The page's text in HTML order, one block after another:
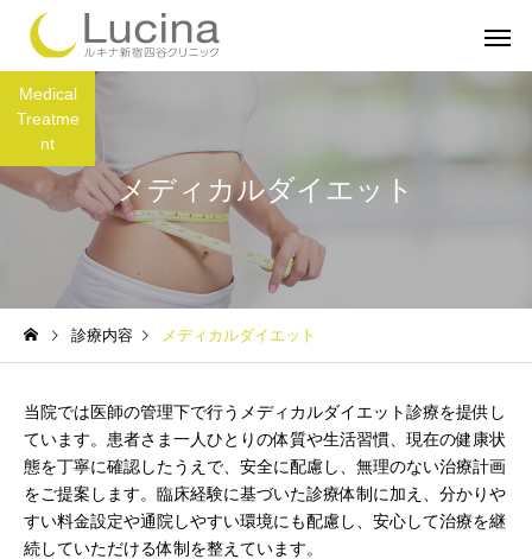
ミラドライ
ルメッカ インモー
メディカルダイエット
Medical
Treatme
nt
診療内容 メディカルダイエット
当院では医師の管理下で行うメディカルダイエット診療を提供し
ています。患者さま一人ひとりの体質や生活習慣、現在の健康状
態を丁寧に確認したうえで、安全に配慮し、無理のない治療計画
をご提案します。臨床経験に基づいた診療体制に加え、分かりや
すい料金設定や通院しやすい環境にも配慮し、安心して治療を継
続していただける体制を整えています。